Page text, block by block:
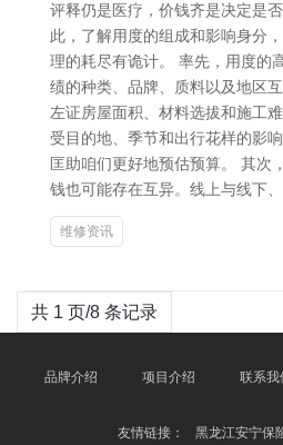
评释仍是医疗，价钱齐是决定是
此，了解用度的组成和影响身分
理的耗尽有诡计。 率先，用度的
绩的种类、品牌、质料以及地区
左证房屋面积、材料选拔和施工
受目的地、季节和出行花样的影
匡助咱们更好地预估预算。 其次
钱也可能存在互异。线上与线下
维修资讯
共 1 页/8 条记录
品牌介绍 项目介绍 联系我
友情链接：
黑龙江安宁保